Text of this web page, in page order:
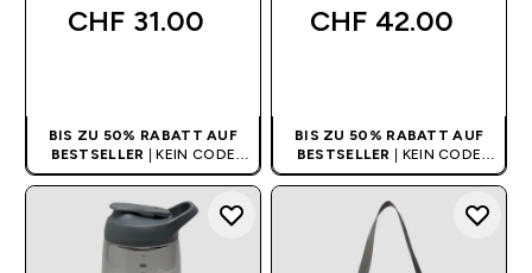
CHF 31.00‎
BIS ZU 50% RABATT AUF
BESTSELLER
| KEIN CODE
BENÖTIGT
CHF 42.00‎
BIS ZU 50% RABATT AUF
BESTSELLER
| KEIN CODE
BENÖTIGT